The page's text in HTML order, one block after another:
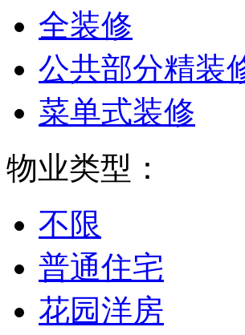
全装修
公共部分精装
菜单式装修
物业类型：
不限
普通住宅
花园洋房